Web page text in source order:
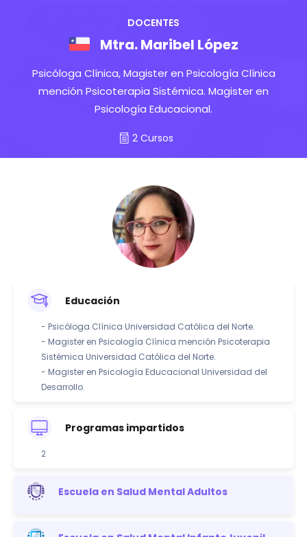
DOCENTES
Mtra. Maribel López
Psicóloga Clínica, Magister en Psicología Clínica
mención Psicoterapia Sistémica. Magister en
Psicología Educacional.
2 Cursos
Educación
- Psicóloga Clínica Universidad Católica del Norte.
- Magister en Psicología Clínica mención Psicoterapia
Sistémica Universidad Católica del Norte.
- Magister en Psicología Educacional Universidad del
Desarrollo.
Programas impartidos
2
Escuela en Salud Mental Adultos